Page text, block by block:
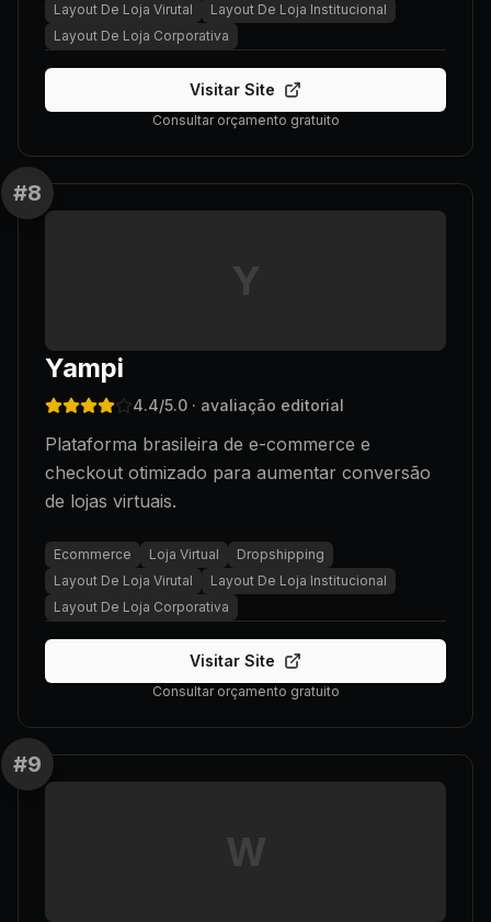
Layout De Loja Virutal
Layout De Loja Institucional
Layout De Loja Corporativa
Visitar Site
Consultar orçamento gratuito
#8
Y
Yampi
4.4/5.0 · avaliação editorial
Plataforma brasileira de e-commerce e
checkout otimizado para aumentar conversão
de lojas virtuais.
Ecommerce Loja Virtual
Dropshipping
Layout De Loja Virutal
Layout De Loja Institucional
Layout De Loja Corporativa
Visitar Site
Consultar orçamento gratuito
#9
W